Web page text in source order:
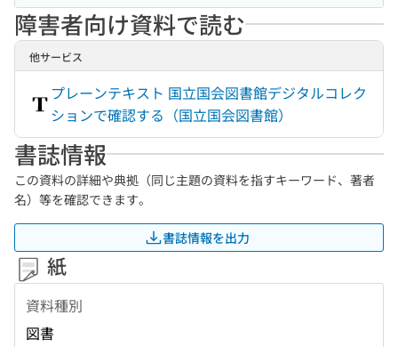
障害者向け資料で読む
他サービス
プレーンテキスト 国立国会図書館デジタルコレク
ションで確認する（国立国会図書館）
書誌情報
この資料の詳細や典拠（同じ主題の資料を指すキーワード、著者
名）等を確認できます。
書誌情報を出力
紙
資料種別
図書